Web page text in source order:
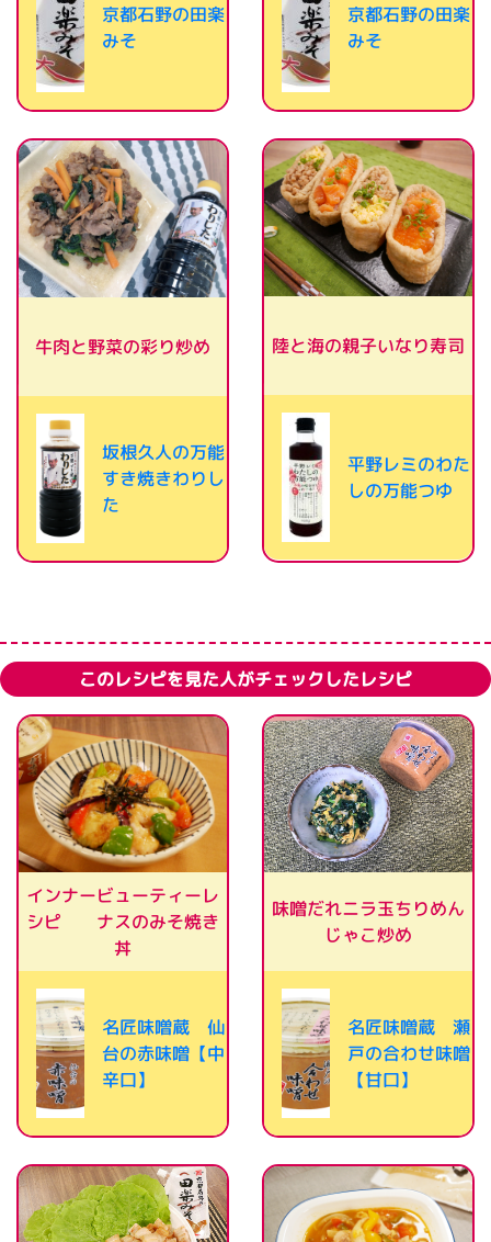
京都石野の田楽
みそ
京都石野の田楽
みそ
牛肉と野菜の彩り炒め
坂根久人の万能
すき焼きわりし
た
陸と海の親子いなり寿司
平野レミのわた
しの万能つゆ
このレシピを見た人がチェックしたレシピ
インナービューティーレ
シピ ナスのみそ焼き
丼
名匠味噌蔵 仙
台の赤味噌【中
辛口】
味噌だれニラ玉ちりめん
じゃこ炒め
名匠味噌蔵 瀬
戸の合わせ味噌
【甘口】